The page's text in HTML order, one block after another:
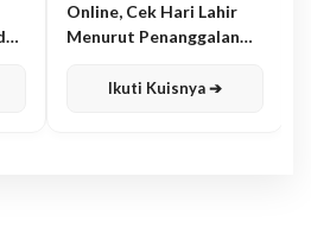
Online, Cek Hari Lahir
Menurut Penanggalan
Ikuti Kuisnya ➔